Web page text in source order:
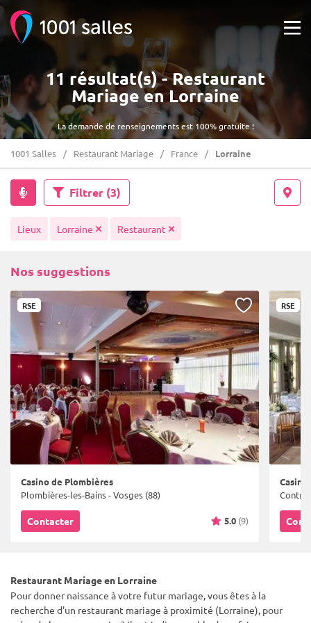
La demande de renseignements est 100% gratuite !
11 résultat(s) - Restaurant
Mariage en Lorraine
1001 Salles Restaurant Mariage France Lorraine
Filtrer (3)
Lieux Lorraine Restaurant
Nos suggestions
RSE
Casino de Plombières
Plombières-les-Bains - Vosges (88)
Contacter 5.0 (9)
RSE
Restaurant Mariage en Lorraine
Pour donner naissance à votre futur mariage, vous êtes à la
recherche d'un restaurant mariage à proximité (Lorraine), pour